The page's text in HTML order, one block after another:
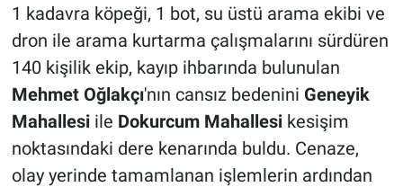
1 kadavra köpeği, 1 bot, su üstü arama ekibi ve
dron ile arama kurtarma çalışmalarını sürdüren
140 kişilik ekip, kayıp ihbarında bulunulan
Mehmet Oğlakçı'nın cansız bedenini Geneyik
Mahallesiile Dokurcum Mahallesikesişim
noktasındaki dere kenarında buldu. Cenaze,
olay yerinde tamamlanan işlemlerin ardından